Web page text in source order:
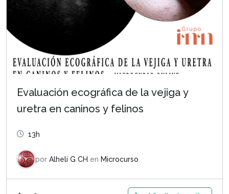
Evaluación ecográfica de la vejiga y
uretra en caninos y felinos
13h
por Alheli G CH en Microcurso